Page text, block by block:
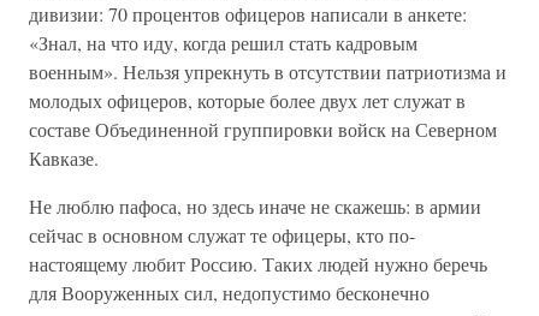
дивизии: 70 процентов офицеров написали в анкете:
«Знал, на что иду, когда решил стать кадровым
военным». Нельзя упрекнуть в отсутствии патриотизма и
молодых офицеров, которые более двух лет служат в
составе Объединенной группировки войск на Северном
Кавказе.
Не люблю пафоса, но здесь иначе не скажешь: в армии
сейчас в основном служат те офицеры, кто по-
настоящему любит Россию. Таких людей нужно беречь
для Вооруженных сил, недопустимо бесконечно